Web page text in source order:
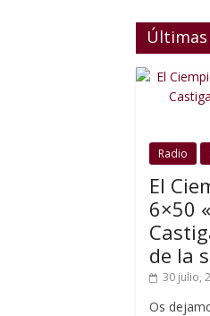
Radio
El
6×50
de la
30 julio,
Os